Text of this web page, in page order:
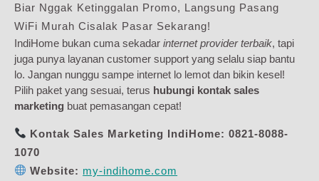
Biar Nggak Ketinggalan Promo, Langsung Pasang
WiFi Murah Cisalak Pasar Sekarang!
IndiHome bukan cuma sekadar internet provider terbaik, tapi
juga punya layanan customer support yang selalu siap bantu
lo. Jangan nunggu sampe internet lo lemot dan bikin kesel!
Pilih paket yang sesuai, terus hubungi kontak sales
marketing buat pemasangan cepat!
Kontak Sales Marketing IndiHome: 0821-8088-
1070
Website: my-indihome.com